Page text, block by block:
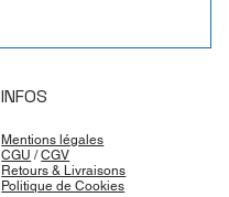
INFOS
Mentions légales
CGU /CGV
Retours & Livraisons
Politique de Cookies